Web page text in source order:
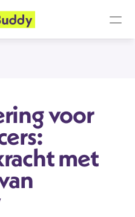
voor
met